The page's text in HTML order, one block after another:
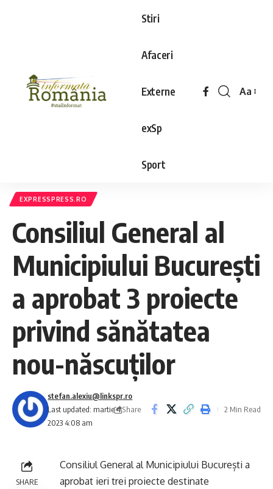
Stiri
Afaceri
Externe
exSp
Sport
Aa
EXPRESSPRESS.RO
Consiliul General al
Municipiului București
a aprobat 3 proiecte
privind sănătatea
nou-născuților
Last updated: martie 4,
2023 4:08 am
stefan.alexiu@linkspr.ro
Share
2 Min Read
SHARE
Consiliul General al Municipiului București a
aprobat ieri trei proiecte destinate